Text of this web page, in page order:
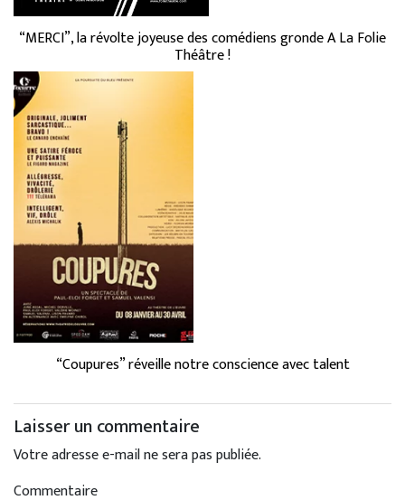
“MERCI”, la révolte joyeuse des comédiens gronde A La Folie
Théâtre !
“Coupures” réveille notre conscience avec talent
Laisser un commentaire
Votre adresse e-mail ne sera pas publiée.
Commentaire